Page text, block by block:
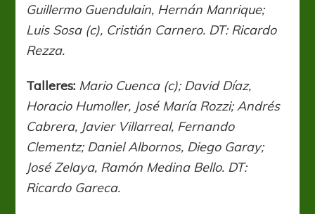
Guillermo Guendulain, Hernán Manrique;
Luis Sosa (c), Cristián Carnero. DT: Ricardo
Rezza.
Talleres: Mario Cuenca (c); David Díaz,
Horacio Humoller, José María Rozzi; Andrés
Cabrera, Javier Villarreal, Fernando
Clementz; Daniel Albornos, Diego Garay;
José Zelaya, Ramón Medina Bello. DT:
Ricardo Gareca.